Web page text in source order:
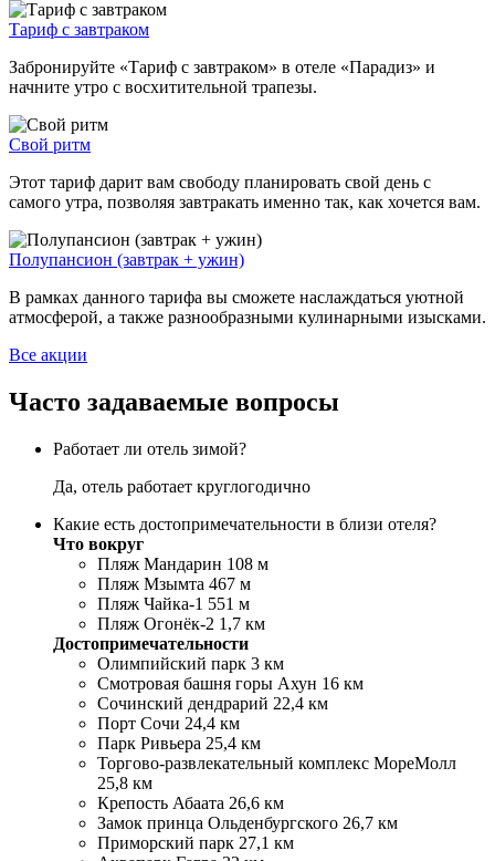
Тариф с завтраком
Забронируйте «Тариф с завтраком» в отеле «Парадиз» и
начните утро с восхитительной трапезы.
Свой ритм
Этот тариф дарит вам свободу планировать свой день с
самого утра, позволяя завтракать именно так, как хочется вам.
Полупансион (завтрак + ужин)
В рамках данного тарифа вы сможете наслаждаться уютной
атмосферой, а также разнообразными кулинарными изысками.
Все акции
Часто задаваемые вопросы
Работает ли отель зимой?
Да, отель работает круглогодично
Какие есть достопримечательности в близи отеля?
Что вокруг
Пляж Мандарин 108 м
Пляж Мзымта 467 м
Пляж Чайка-1 551 м
Пляж Огонёк-2 1,7 км
Достопримечательности
Олимпийский парк 3 км
Смотровая башня горы Ахун 16 км
Сочинский дендрарий 22,4 км
Порт Сочи 24,4 км
Парк Ривьера 25,4 км
Торгово-развлекательный комплекс МореМолл
25,8 км
Крепость Абаата 26,6 км
Замок принца Ольденбургского 26,7 км
Приморский парк 27,1 км